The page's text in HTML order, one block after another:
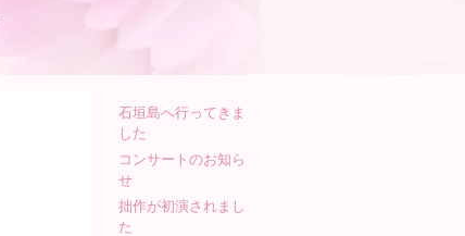
石垣島へ行ってきま
した
コンサートのお知ら
せ
拙作が初演されまし
た